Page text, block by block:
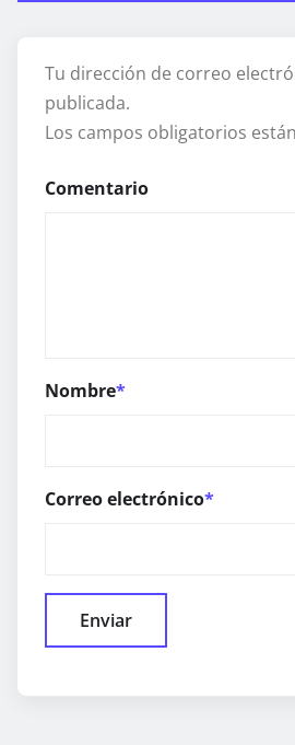
Tu dirección de correo
publicada.
Los campos obligatorios
Comentario
Nombre*
Correo electrónico*